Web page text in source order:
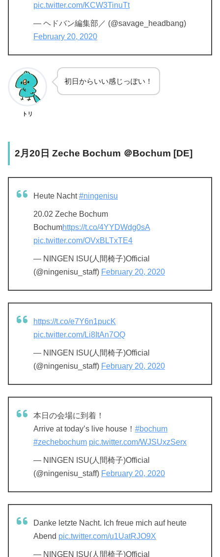
pic.twitter.com/KCW3TinuTt
— ヘドバン編集部／ (@savage_headbang)
February 20, 2020
トリ
初日からいい感じっぽい！
2月20日 Zeche Bochum ＠Bochum [DE]
Heute Nacht#ningenisu
20.02 Zeche Bochum
Bochumhttps://t.co/4YYDWdg0sA
pic.twitter.com/OVxBLTxTE4
— NINGEN ISU(人間椅子)Official
(@ningenisu_staff) February 20, 2020
https://t.co/e7Y6n1pucK
pic.twitter.com/Li8ItAn7OQ
— NINGEN ISU(人間椅子)Official
(@ningenisu_staff) February 20, 2020
本日の会場に到着！
Arrive at today’s live house！ #bochum
#zechebochum pic.twitter.com/WJSUxzSerx
— NINGEN ISU(人間椅子)Official
(@ningenisu_staff) February 20, 2020
Danke letzte Nacht. Ich freue mich auf heute
Abend pic.twitter.com/u1UatRJO9X
— NINGEN ISU(人間椅子)Official